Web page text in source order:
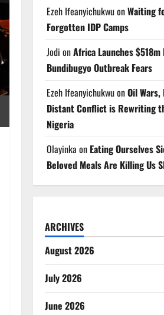
Ezeh IfeanyichukwuonWaiting
Forgotten IDP Camps
Jodi onAfrica Launches $518m
Bundibugyo Outbreak Fears
Ezeh IfeanyichukwuonOil
Distant Conflict is Rewriting
Nigeria
Olayinka on Eating Ourselves
Beloved Meals Are Killing Us
ARCHIVES
August 2026
July 2026
June 2026